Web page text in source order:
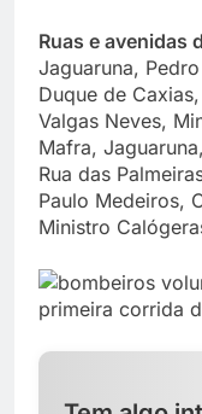
Ruas e avenidas
Jaguaruna,
Duque de
Valgas Neves,
Mafra,
Rua das
Paulo Medeiros,
Ministro